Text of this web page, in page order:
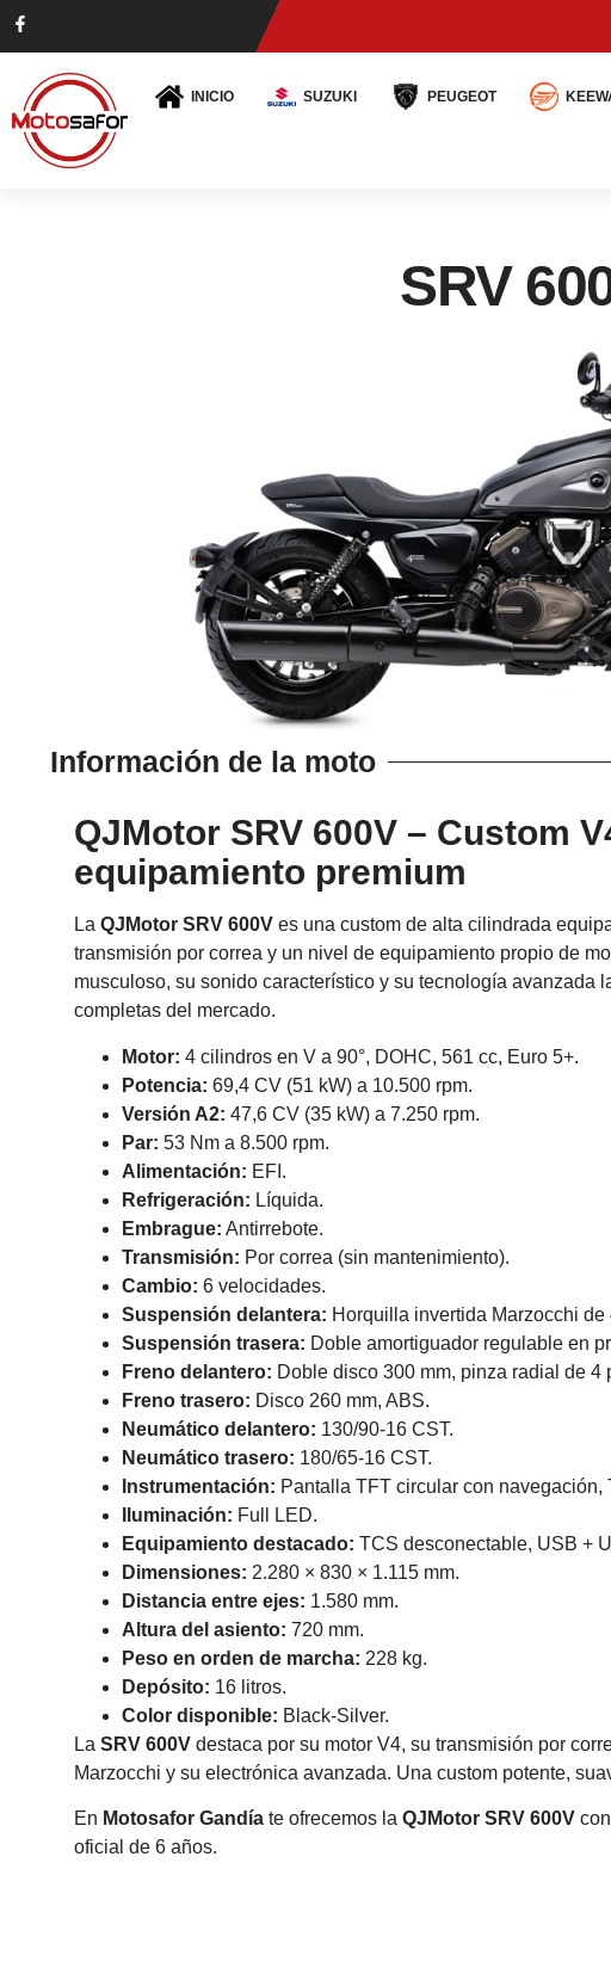
INICIO SUZUKI PEUGEOT
SRV
Información de la moto
QJMotor SRV 600V – Custom
equipamiento premium
La QJMotor SRV 600V es una custom de alta cilindrada
transmisión por correa y un nivel de equipamiento propio de
musculoso, su sonido característico y su tecnología avanzada
completas del mercado.
Motor: 4 cilindros en V a 90°, DOHC, 561 cc, Euro 5+.
Potencia: 69,4 CV (51 kW) a 10.500 rpm.
Versión A2: 47,6 CV (35 kW) a 7.250 rpm.
Par: 53 Nm a 8.500 rpm.
Alimentación: EFI.
Refrigeración: Líquida.
Embrague: Antirrebote.
Transmisión: Por correa (sin mantenimiento).
Cambio: 6 velocidades.
Suspensión delantera: Horquilla invertida Marzocchi de
Suspensión trasera: Doble amortiguador regulable en
Freno delantero: Doble disco 300 mm, pinza radial de 4
Freno trasero: Disco 260 mm, ABS.
Neumático delantero: 130/90‑16 CST.
Neumático trasero: 180/65‑16 CST.
Instrumentación: Pantalla TFT circular con navegación,
Iluminación: Full LED.
Equipamiento destacado: TCS desconectable, USB +
Dimensiones: 2.280 × 830 × 1.115 mm.
Distancia entre ejes: 1.580 mm.
Altura del asiento: 720 mm.
Peso en orden de marcha: 228 kg.
Depósito: 16 litros.
Color disponible: Black‑Silver.
La SRV 600V destaca por su motor V4, su transmisión por
Marzocchi y su electrónica avanzada. Una custom potente,
En Motosafor Gandía te ofrecemos la QJMotor SRV 600V
oficial de 6 años.